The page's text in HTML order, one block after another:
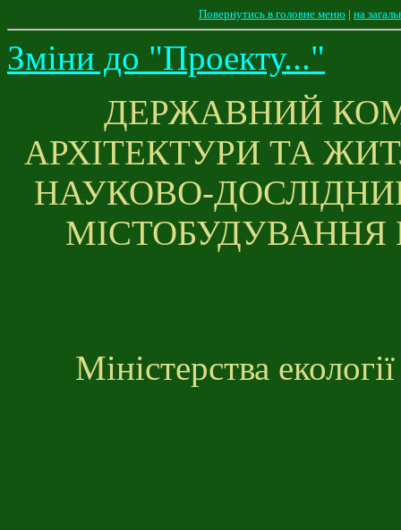
Повернутись в головне меню | на
Зміни до "Проекту..."
ДЕРЖАВНИЙ
АРХІТЕКТУРИ ТА
НАУКОВО-
МІСТОБУДУВАННЯ
Міністерства